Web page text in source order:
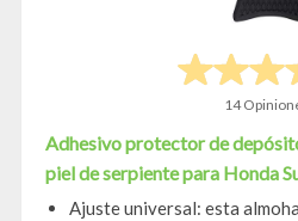
14
Adhesivo protector de
piel de serpiente para Honda
Ajuste universal: esta